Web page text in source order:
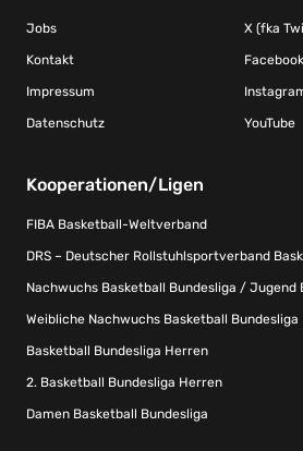
Jobs
Kontakt
Impressum
Datenschutz
X (fka
Facebook
YouTube
Kooperationen/Ligen
FIBA Basketball-Weltverband
DRS – Deutscher Rollstuhlsportverband
Nachwuchs Basketball Bundesliga / Jugend
Weibliche Nachwuchs Basketball Bundesliga
Basketball Bundesliga Herren
2. Basketball Bundesliga Herren
Damen Basketball Bundesliga